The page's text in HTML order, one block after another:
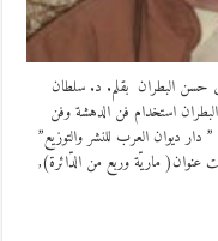
البطران بقلم. د. سلطان
استخدام فن الدهشة وفن
ديوان العرب للنشر والتوزيع”
ماريّة وربع من الدّائرة),